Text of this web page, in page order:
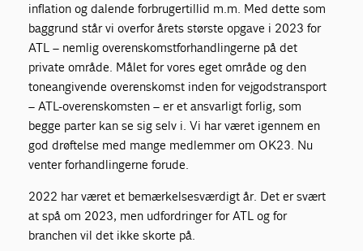
inflation og dalende forbrugertillid m.m. Med dette som
baggrund står vi overfor årets største opgave i 2023 for
ATL – nemlig overenskomstforhandlingerne på det
private område. Målet for vores eget område og den
toneangivende overenskomst inden for vejgodstransport
– ATL-overenskomsten – er et ansvarligt forlig, som
begge parter kan se sig selv i. Vi har været igennem en
god drøftelse med mange medlemmer om OK23. Nu
venter forhandlingerne forude.
2022 har været et bemærkelsesværdigt år. Det er svært
at spå om 2023, men udfordringer for ATL og for
branchen vil det ikke skorte på.